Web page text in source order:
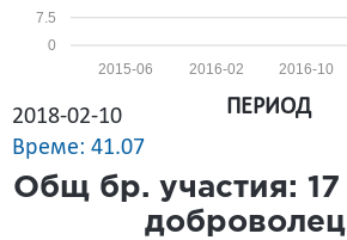
0
7.5
2016-10
2016-02
2015-06
2018-02-10
Време: 41.07
ПЕРИОД
Общ бр. участия: 17
доброволец